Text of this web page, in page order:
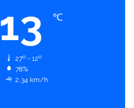
13 ℃
27º - 12º
78%
2.34 km/h